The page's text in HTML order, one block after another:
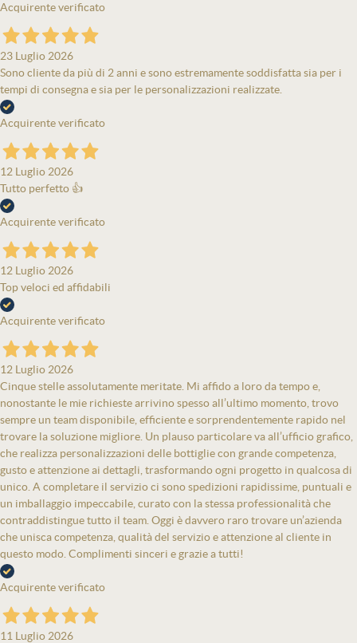
Acquirente verificato
23 Luglio 2026
Sono cliente da più di 2 anni e sono estremamente soddisfatta sia per i
tempi di consegna e sia per le personalizzazioni realizzate.
Acquirente verificato
12 Luglio 2026
Tutto perfetto 👍
Acquirente verificato
12 Luglio 2026
Top veloci ed affidabili
Acquirente verificato
12 Luglio 2026
Cinque stelle assolutamente meritate. Mi affido a loro da tempo e,
nonostante le mie richieste arrivino spesso all’ultimo momento, trovo
sempre un team disponibile, efficiente e sorprendentemente rapido nel
trovare la soluzione migliore. Un plauso particolare va all’ufficio grafico,
che realizza personalizzazioni delle bottiglie con grande competenza,
gusto e attenzione ai dettagli, trasformando ogni progetto in qualcosa di
unico. A completare il servizio ci sono spedizioni rapidissime, puntuali e
un imballaggio impeccabile, curato con la stessa professionalità che
contraddistingue tutto il team. Oggi è davvero raro trovare un’azienda
che unisca competenza, qualità del servizio e attenzione al cliente in
questo modo. Complimenti sinceri e grazie a tutti!
Acquirente verificato
11 Luglio 2026